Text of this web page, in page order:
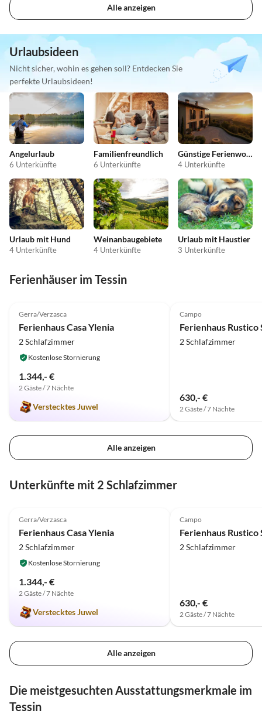
Alle anzeigen
Urlaubsideen
Nicht sicher, wohin es gehen soll? Entdecken Sie
perfekte Urlaubsideen!
Angelurlaub
6 Unterkünfte
Familienfreundlich
6 Unterkünfte
Günstige Ferienwohnungen
4 Unterkünfte
Urlaub mit Hund
4 Unterkünfte
Weinanbaugebiete
4 Unterkünfte
Urlaub mit Haustier
3 Unterkünfte
Ferienhäuser im Tessin
Gerra/Verzasca
Ferienhaus Casa Ylenia
2 Schlafzimmer
Kostenlose Stornierung
1.344,- €
2 Gäste / 7 Nächte
Verstecktes Juwel
Campo
Ferienhaus Rustico
2 Schlafzimmer
630,- €
2 Gäste / 7 Nächte
Alle anzeigen
Unterkünfte mit 2 Schlafzimmer
Gerra/Verzasca
Ferienhaus Casa Ylenia
2 Schlafzimmer
Kostenlose Stornierung
1.344,- €
2 Gäste / 7 Nächte
Verstecktes Juwel
Campo
Ferienhaus Rustico
2 Schlafzimmer
630,- €
2 Gäste / 7 Nächte
Alle anzeigen
Die meistgesuchten Ausstattungsmerkmale im
Tessin